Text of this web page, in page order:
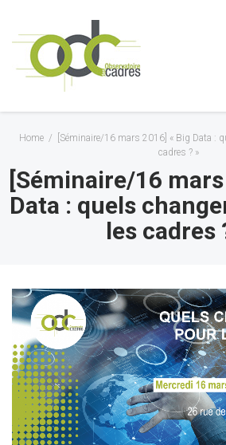
Home /
[Séminaire/16 mars 2016] « Big Data :
cadres ? »
[Séminaire/16
Data : quels
les cadres